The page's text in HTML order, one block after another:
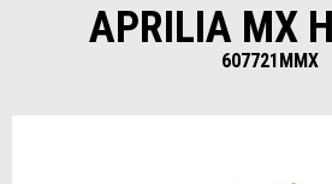
APRILIA MX
607721MMX